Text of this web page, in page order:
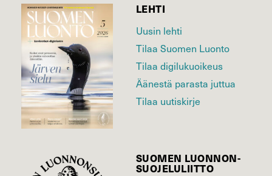
LEHTI
Uusin lehti
Tilaa Suomen Luonto
Tilaa digilukuoikeus
Äänestä parasta juttua
Tilaa uutiskirje
SUOMEN LUONNON­
SUOJELU­LIITTO